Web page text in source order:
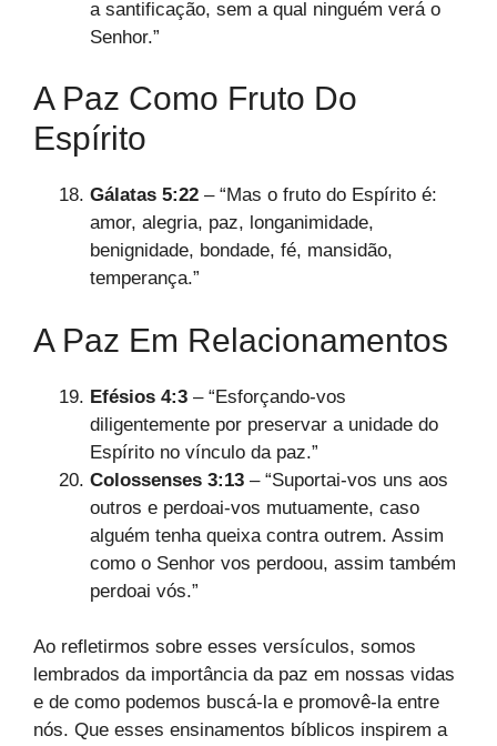
a santificação, sem a qual ninguém verá o
Senhor.”
A Paz Como Fruto Do
Espírito
Gálatas 5:22 – “Mas o fruto do Espírito é:
amor, alegria, paz, longanimidade,
benignidade, bondade, fé, mansidão,
temperança.”
A Paz Em Relacionamentos
Efésios 4:3 – “Esforçando-vos
diligentemente por preservar a unidade do
Espírito no vínculo da paz.”
Colossenses 3:13 – “Suportai-vos uns aos
outros e perdoai-vos mutuamente, caso
alguém tenha queixa contra outrem. Assim
como o Senhor vos perdoou, assim também
perdoai vós.”
Ao refletirmos sobre esses versículos, somos
lembrados da importância da paz em nossas vidas
e de como podemos buscá-la e promovê-la entre
nós. Que esses ensinamentos bíblicos inspirem a